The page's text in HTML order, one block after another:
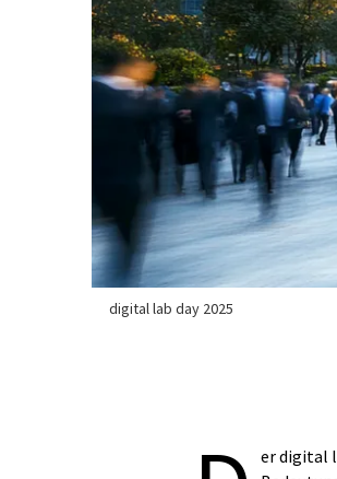
digital lab day 2025
er digital